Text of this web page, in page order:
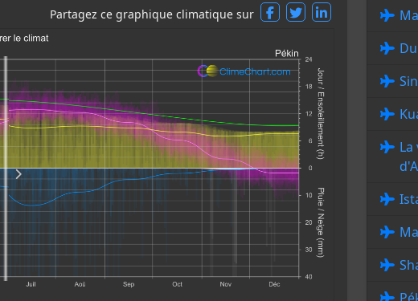
Partagez ce graphique climatique sur